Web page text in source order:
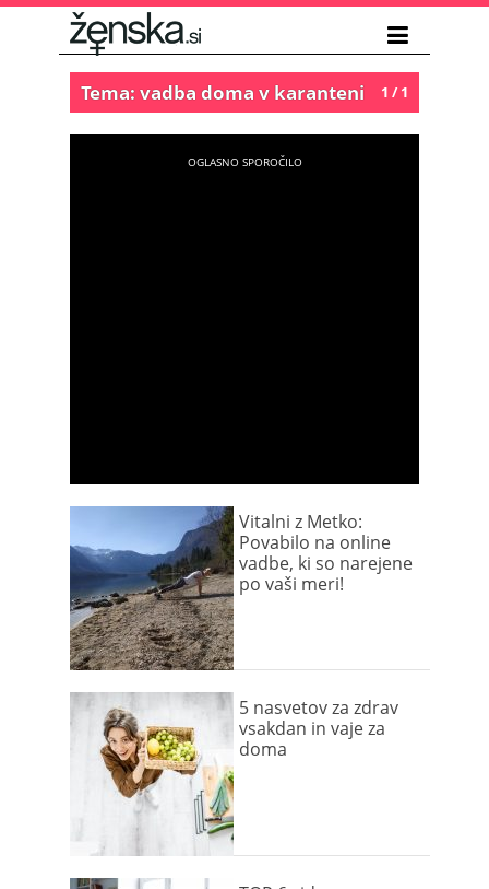
1 / 1
Tema: vadba doma v karanteni
Vitalni z Metko:
Povabilo na online
vadbe, ki so narejene
po vaši meri!
5 nasvetov za zdrav
vsakdan in vaje za
doma